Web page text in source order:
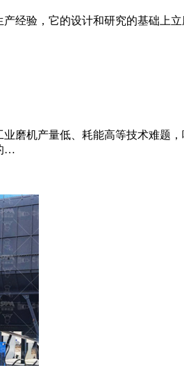
经验，它的设计和研究的基础上
磨机产量低、耗能高等技术难题
…